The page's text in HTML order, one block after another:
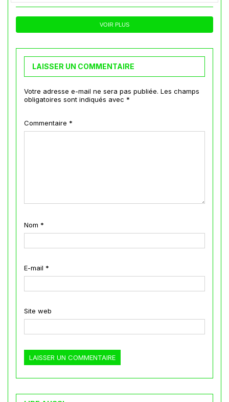
VOIR PLUS
LAISSER UN COMMENTAIRE
Votre adresse e-mail ne sera pas publiée. Les champs
obligatoires sont indiqués avec *
Commentaire *
Nom *
E-mail *
Site web